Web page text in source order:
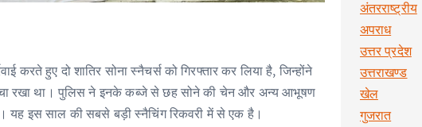
करते हुए दो शातिर सोना स्नैचर्स को गिरफ्तार कर लिया है, जिन्होंने
रखा था। पुलिस ने इनके कब्जे से छह सोने की चेन और अन्य आभूषण
यह इस साल की सबसे बड़ी स्नैचिंग रिकवरी में से एक है।
अंतरराष्ट्रीय
अपराध
उत्तर प्रदेश
उत्तराखण्ड
खेल
गुजरात